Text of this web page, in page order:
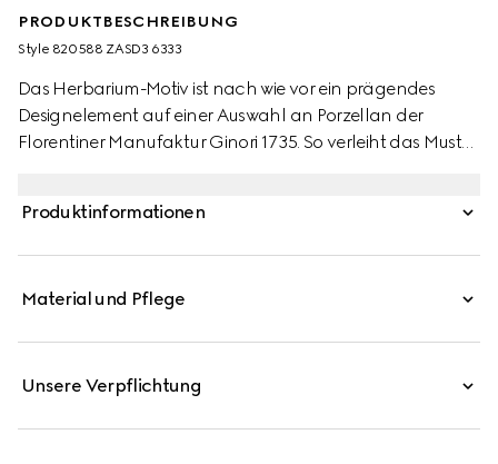
PRODUKTBESCHREIBUNG
Style ‎820588 ZASD3 6333
Das Herbarium-Motiv ist nach wie vor ein prägendes
Designelement auf einer Auswahl an Porzellan der
Florentiner Manufaktur Ginori 1735. So verleiht das Muster
einzigartige Wohlfühlatmosphäre.
Produktinformationen
Material und Pflege
Unsere Verpflichtung